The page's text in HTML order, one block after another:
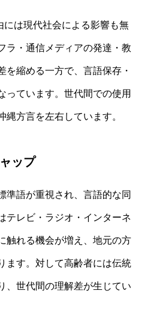
には現代社会による影響も無
ラ・通信メディアの発達・教
を縮める一方で、言語保存・
っています。世代間での使用
縄方言を左右しています。
ップ
準語が重視され、言語的な同
テレビ・ラジオ・インターネ
触れる機会が増え、地元の方
ます。対して高齢者には伝統
、世代間の理解差が生じてい